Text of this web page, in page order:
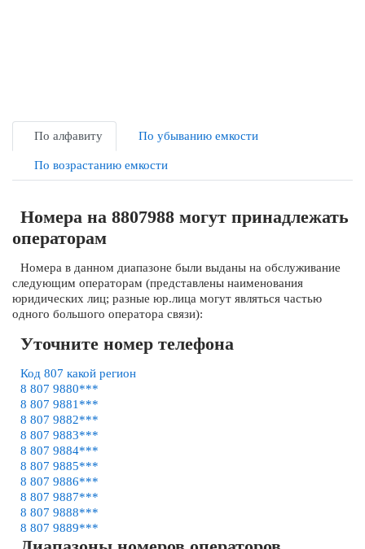
По алфавиту По убыванию емкости
По возрастанию емкости
Номера на 8807988 могут принадлежать
операторам
Номера в данном диапазоне были выданы на обслуживание
следующим операторам (представлены наименования
юридических лиц; разные юр.лица могут являться частью
одного большого оператора связи):
Уточните номер телефона
Код 807 какой регион
8 807 9880***
8 807 9881***
8 807 9882***
8 807 9883***
8 807 9884***
8 807 9885***
8 807 9886***
8 807 9887***
8 807 9888***
8 807 9889***